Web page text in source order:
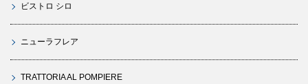
ビストロ シロ
ニューラフレア
TRATTORIA AL POMPIERE